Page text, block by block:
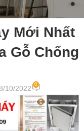
Mới Nhất
Gỗ Chống
10/2022 0